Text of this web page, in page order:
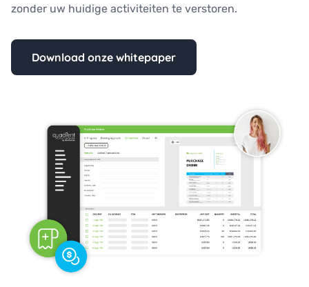
zonder uw huidige activiteiten te verstoren.
Download onze whitepaper